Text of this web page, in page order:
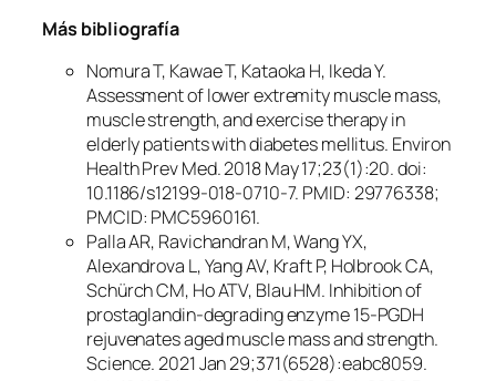
Más bibliografía
Nomura T, Kawae T, Kataoka H, Ikeda Y.
Assessment of lower extremity muscle mass,
muscle strength, and exercise therapy in
elderly patients with diabetes mellitus. Environ
Health Prev Med. 2018 May 17;23(1):20. doi:
10.1186/s12199-018-0710-7. PMID: 29776338;
PMCID: PMC5960161.
Palla AR, Ravichandran M, Wang YX,
Alexandrova L, Yang AV, Kraft P, Holbrook CA,
Schürch CM, Ho ATV, Blau HM. Inhibition of
prostaglandin-degrading enzyme 15-PGDH
rejuvenates aged muscle mass and strength.
Science. 2021 Jan 29;371(6528):eabc8059.